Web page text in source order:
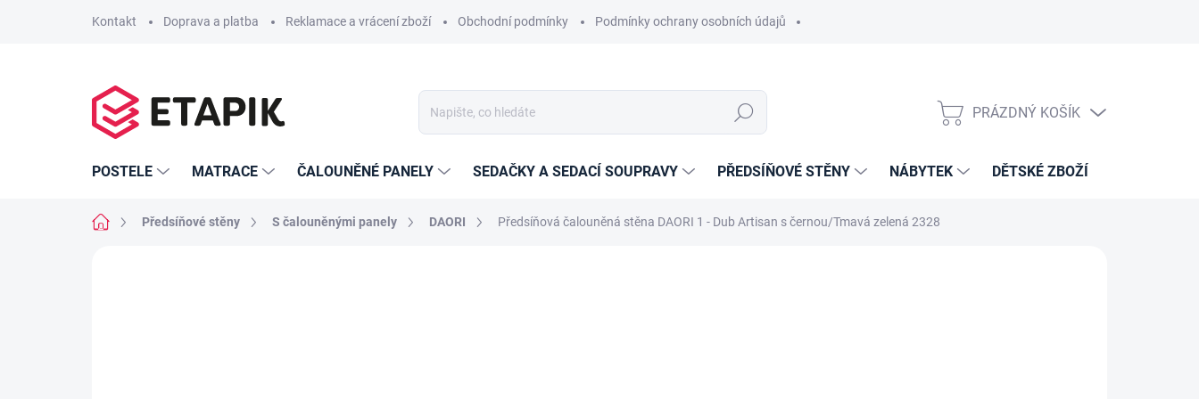
Kontakt Doprava a platba Reklamace a vrácení zboží Obchodní podmínky Podmínky ochrany osobních údajů
Hledat
NÁKUPNÍ
PRÁZDNÝ KOŠÍK
POSTELE MATRACE ČALOUNĚNÉ PANELY SEDAČKY A SEDACÍ SOUPRAVY PŘEDSÍŇOVÉ STĚNY NÁBYTEK DĚTSKÉ ZBOŽÍ
Domů Předsíňové stěny S čalouněnými panely DAORI Předsíňová čalouněná stěna DAORI 1 - Dub Artisan s černou/Tmavá zelená 2328